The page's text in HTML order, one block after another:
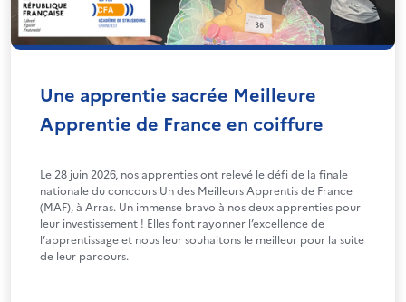
Une apprentie sacrée Meilleure
Apprentie de France en coiffure
Le 28 juin 2026, nos apprenties ont relevé le défi de la finale
nationale du concours Un des Meilleurs Apprentis de France
(MAF), à Arras. Un immense bravo à nos deux apprenties pour
leur investissement ! Elles font rayonner l’excellence de
l’apprentissage et nous leur souhaitons le meilleur pour la suite
de leur parcours.